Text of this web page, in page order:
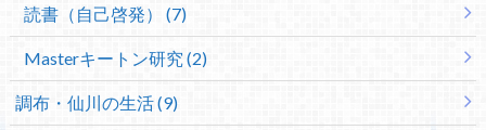
読書（自己啓発） (7)
Masterキートン研究 (2)
調布・仙川の生活 (9)